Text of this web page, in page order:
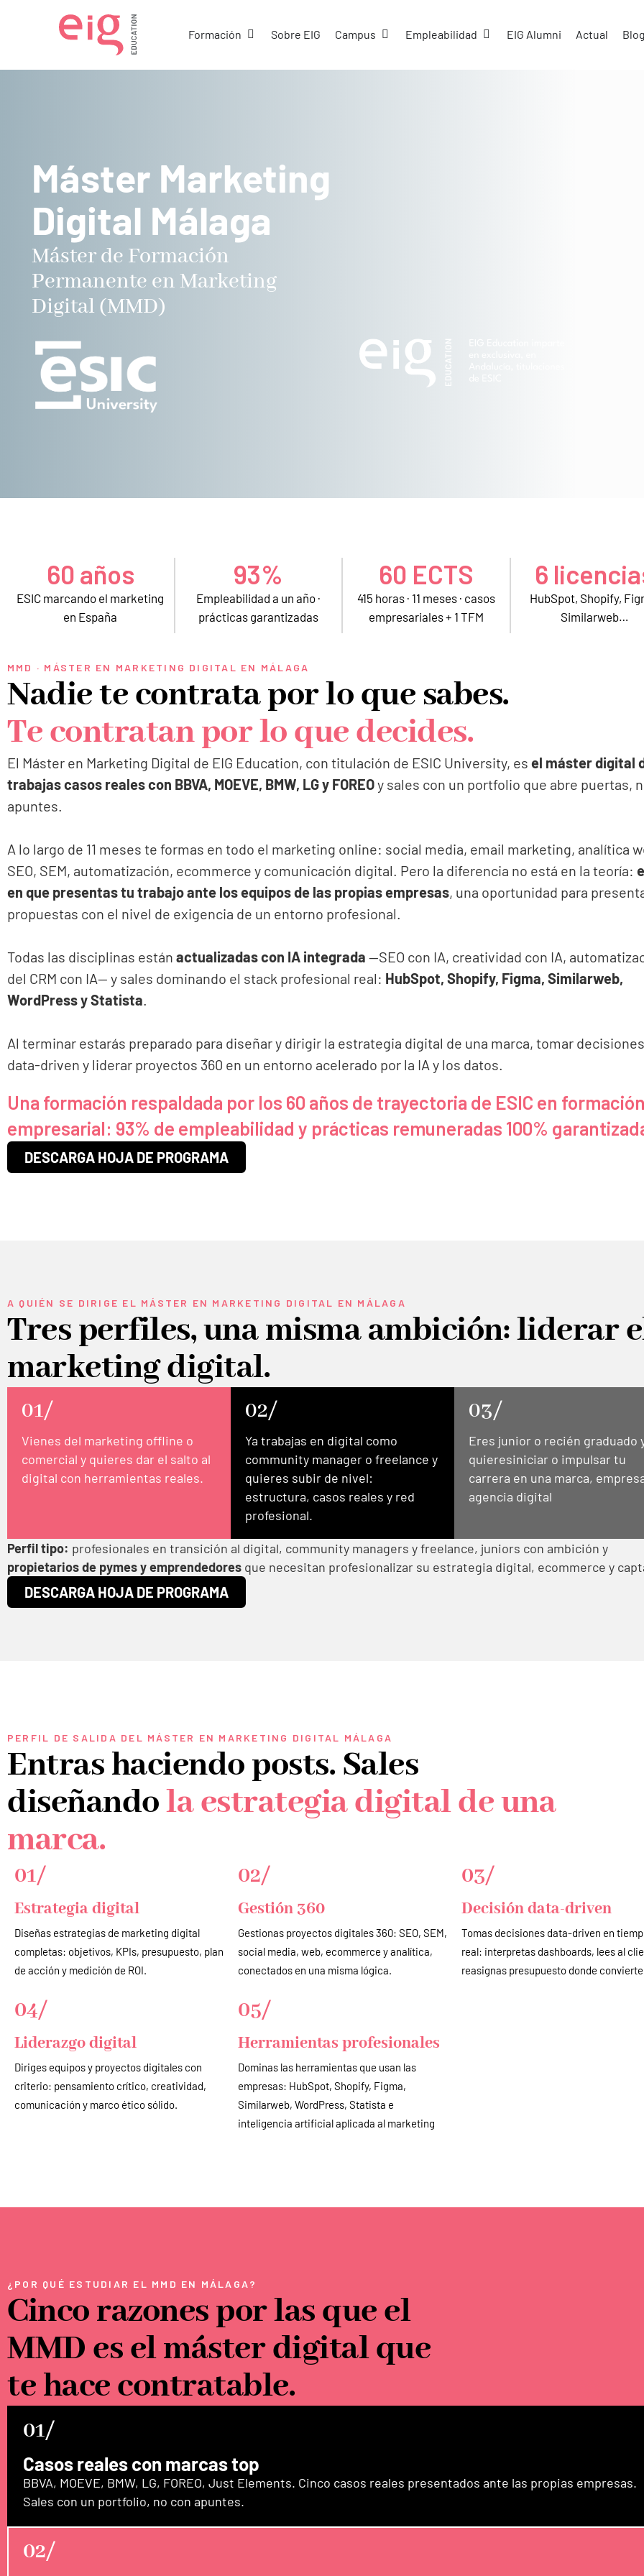
Formación Abrir Formación
Sobre EIG Campus Abrir Campus
Empleabilidad Abrir Empleabilidad
EIG Alumni Actual Blog
Máster Marketing
Digital Málaga
Máster de Formación
Permanente en Marketing
Digital (MMD)
60 años
ESIC marcando el marketing
en España
93%
Empleabilidad a un año ·
prácticas garantizadas
60 ECTS
415 horas · 11 meses · casos
empresariales + 1 TFM
6
HubSpot, Shopify,
Similarweb…
MMD · MÁSTER EN MARKETING DIGITAL EN MÁLAGA
Nadie te contrata por lo que sabes.
Te contratan por lo que decides.
El Máster en Marketing Digital de EIG Education, con titulación de ESIC University, es el máster digital
trabajas casos reales con BBVA, MOEVE, BMW, LG y FOREOy sales con un portfolio que abre puertas,
apuntes.
A lo largo de 11 meses te formas en todo el marketing online: social media, email marketing, analítica
SEO, SEM, automatización, ecommerce y comunicación digital. Pero la diferencia no está en la teoría:
en que presentas tu trabajo ante los equipos de las propias empresas, una oportunidad para
propuestas con el nivel de exigencia de un entorno profesional.
Todas las disciplinas están actualizadas con IA integrada —SEO con IA, creatividad con IA,
del CRM con IA— y sales dominando el stack profesional real: HubSpot, Shopify, Figma, Similarweb,
WordPress y Statista.
Al terminar estarás preparado para diseñar y dirigir la estrategia digital de una marca, tomar decisiones
data-driven y liderar proyectos 360 en un entorno acelerado por la IA y los datos.
Una formación respaldada por los 60 años de trayectoria de ESIC en formación
empresarial: 93% de empleabilidad y prácticas remuneradas 100%
DESCARGA HOJA DE PROGRAMA
A QUIÉN SE DIRIGE EL MÁSTER EN MARKETING DIGITAL EN MÁLAGA
Tres perfiles, una misma ambición: liderar
marketing digital.
01/
Vienes del marketing offline o
comercial y quieres dar el salto al
digital con herramientas reales.
02/
Ya trabajas en digital como
community manager o freelance y
quieres subir de nivel:
estructura, casos reales y red
profesional.
03/
Eres junior o recién graduado
quieresiniciar o impulsar tu
carrera en una marca,
agencia digital
Perfil tipo: profesionales en transición al digital, community managers y freelance, juniors con ambición y
propietarios de pymes y emprendedores que necesitan profesionalizar su estrategia digital, ecommerce y
DESCARGA HOJA DE PROGRAMA
PERFIL DE SALIDA DEL MÁSTER EN MARKETING DIGITAL MÁLAGA
Entras haciendo posts. Sales
diseñandola estrategia digital de una
marca.
01/
Estrategia digital
Diseñas estrategias de marketing digital
completas: objetivos, KPIs, presupuesto, plan
de acción y medición de ROI.
02/
Gestión 360
Gestionas proyectos digitales 360: SEO, SEM,
social media, web, ecommerce y analítica,
conectados en una misma lógica.
03/
Decisión data-driven
Tomas decisiones data-driven en
real: interpretas dashboards, lees al
reasignas presupuesto donde
04/
Liderazgo digital
Diriges equipos y proyectos digitales con
criterio: pensamiento crítico, creatividad,
comunicación y marco ético sólido.
05/
Herramientas profesionales
Dominas las herramientas que usan las
empresas: HubSpot, Shopify, Figma,
Similarweb, WordPress, Statista e
inteligencia artificial aplicada al marketing
¿POR QUÉ ESTUDIAR EL MMD EN MÁLAGA?
Cinco razones por las que el
MMD es el máster digital que
te hace contratable.
01/
Casos reales con marcas top
BBVA, MOEVE, BMW, LG, FOREO, Just Elements. Cinco casos reales presentados ante las propias empresas.
Sales con un portfolio, no con apuntes.
02/